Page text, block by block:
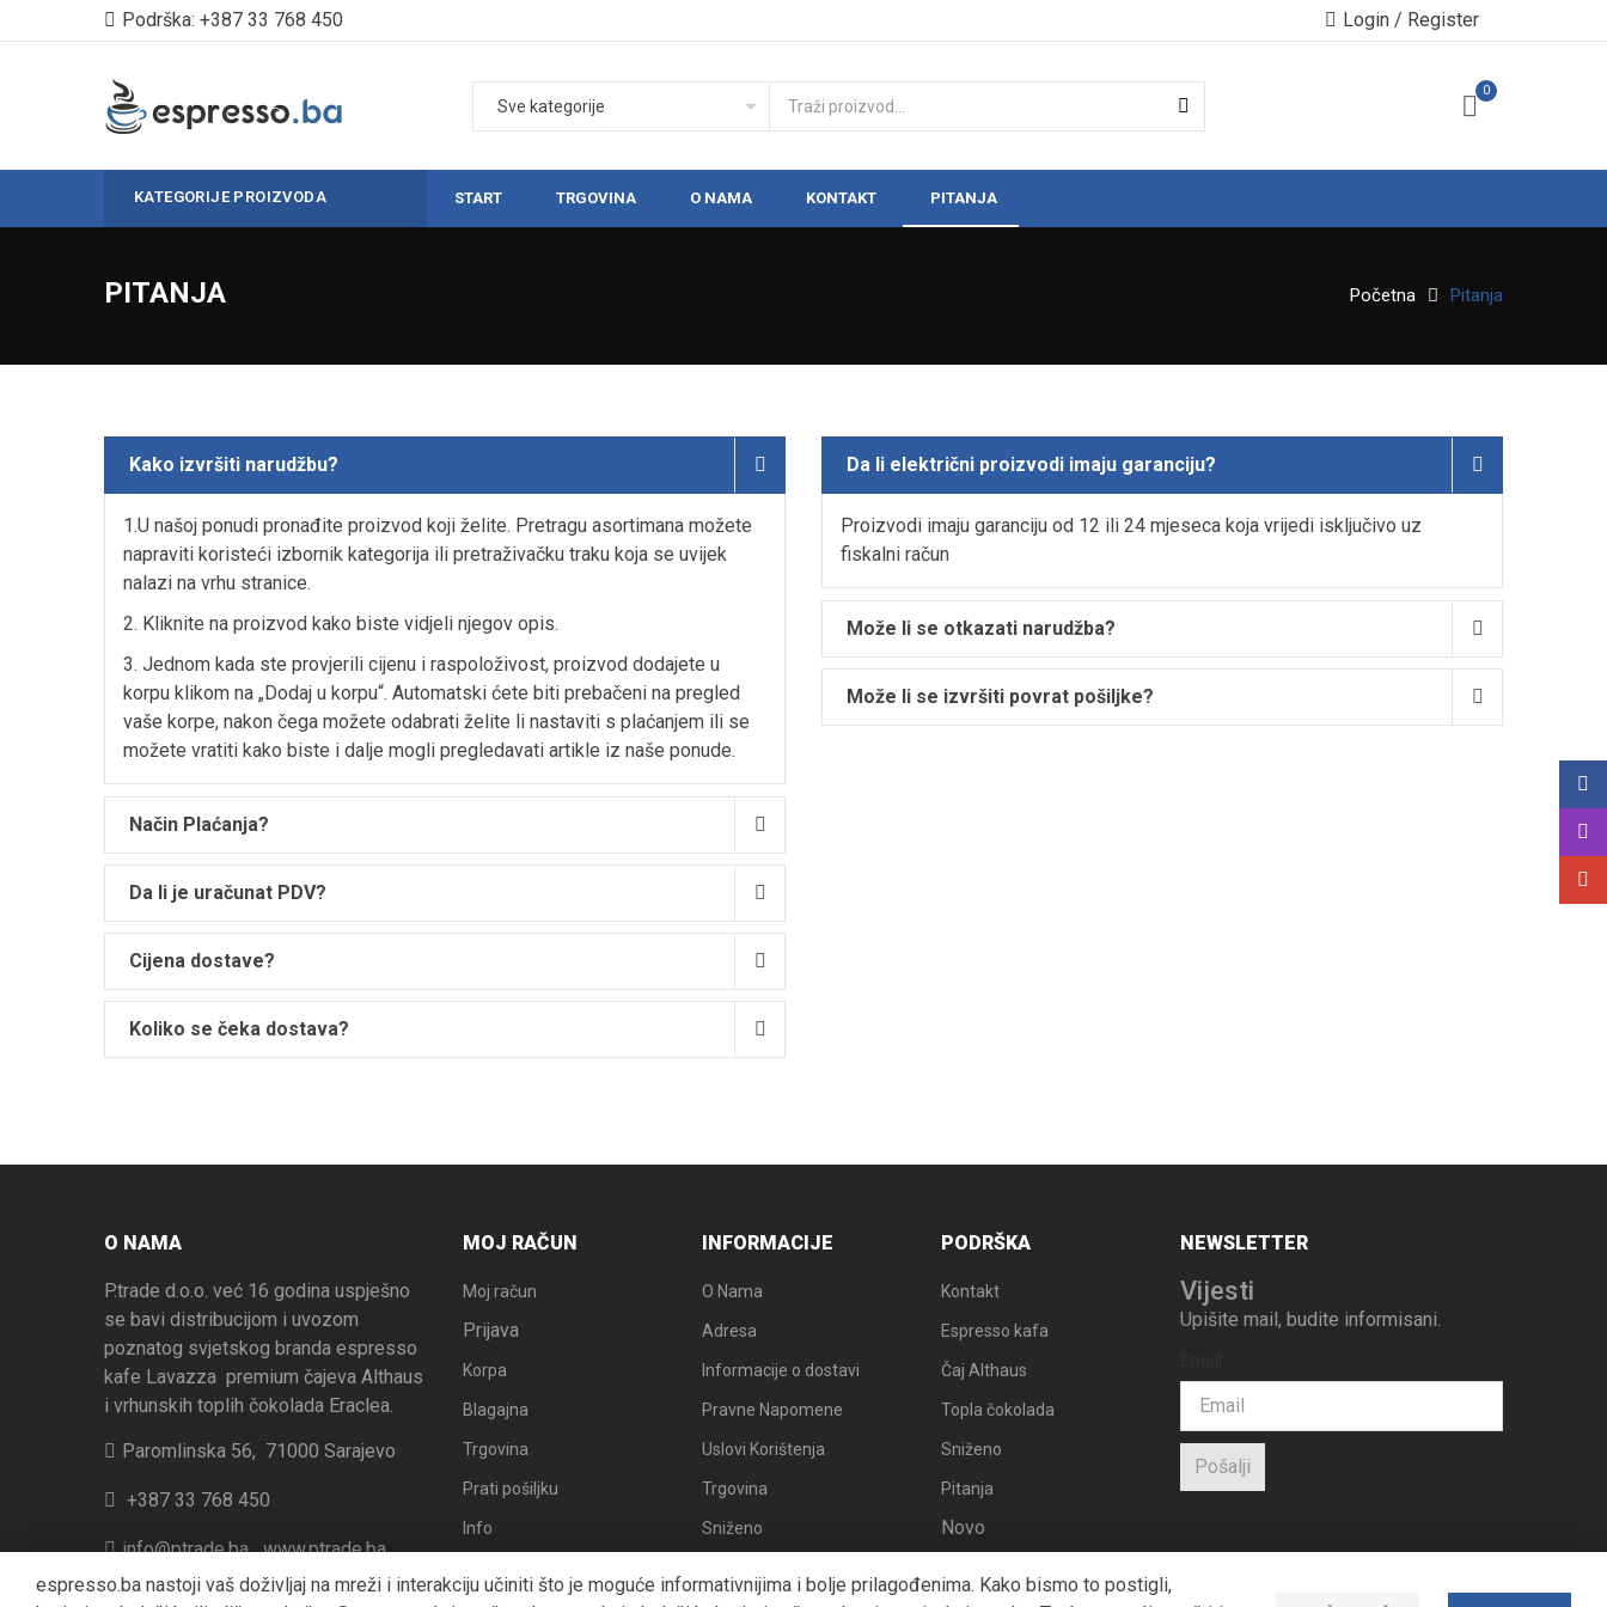
Podrška: +387 33 768 450 Login / Register
0
KATEGORIJE PROIZVODA START TRGOVINA O NAMA KONTAKT PITANJA
PITANJA Početna Pitanja
Kako izvršiti narudžbu?
1.U našoj ponudi pronađite proizvod koji želite. Pretragu asortimana možete
napraviti koristeći izbornik kategorija ili pretraživačku traku koja se uvijek
nalazi na vrhu stranice.
2. Kliknite na proizvod kako biste vidjeli njegov opis.
3. Jednom kada ste provjerili cijenu i raspoloživost, proizvod dodajete u
korpu klikom na „Dodaj u korpu“. Automatski ćete biti prebačeni na pregled
vaše korpe, nakon čega možete odabrati želite li nastaviti s plaćanjem ili se
možete vratiti kako biste i dalje mogli pregledavati artikle iz naše ponude.
Način Plaćanja?
Da li je uračunat PDV?
Cijena dostave?
Koliko se čeka dostava?
Da li električni proizvodi imaju garanciju?
Proizvodi imaju garanciju od 12 ili 24 mjeseca koja vrijedi isključivo uz
fiskalni račun
Može li se otkazati narudžba?
Može li se izvršiti povrat pošiljke?
O NAMA
P.trade d.o.o. već 16 godina uspješno
se bavi distribucijom i uvozom
poznatog svjetskog branda espresso
kafe Lavazza premium čajeva Althaus
i vrhunskih toplih čokolada Eraclea.
Paromlinska 56, 71000 Sarajevo
+387 33 768 450
info@ptrade.bawww.ptrade.ba
MOJ RAČUN
Moj račun
Prijava
Korpa
Blagajna
Trgovina
Prati pošiljku
Info
INFORMACIJE
O Nama
Adresa
Informacije o dostavi
Pravne Napomene
Uslovi Korištenja
Trgovina
Sniženo
PODRŠKA
Kontakt
Espresso kafa
Čaj Althaus
Topla čokolada
Sniženo
Pitanja
Novo
NEWSLETTER
Vijesti
Upišite mail, budite informisani.
Pošalji
espresso.ba nastoji vaš doživljaj na mreži i interakciju učiniti što je moguće informativnijima i bolje prilagođenima. Kako bismo to postigli,